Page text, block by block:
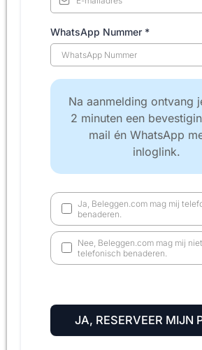
WhatsApp Nummer *
Na aanmelding ontvang
2 minuten een
mail én WhatsApp
inloglink.
Ja, Beleggen.com mag mij
benaderen.
Nee, Beleggen.com mag mij niet
telefonisch benaderen.
JA, RESERVEER MIJN